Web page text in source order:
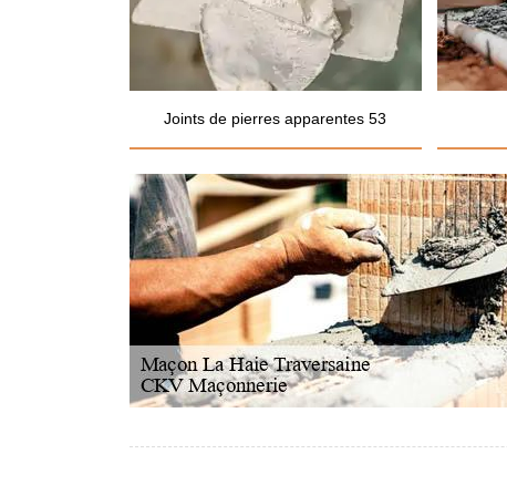
Joints de pierres apparentes 53